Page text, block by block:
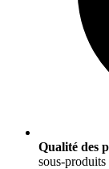
Qualité des
sous-